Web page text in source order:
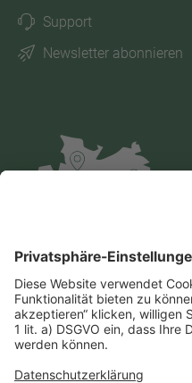
Support
Newsletter abonnieren